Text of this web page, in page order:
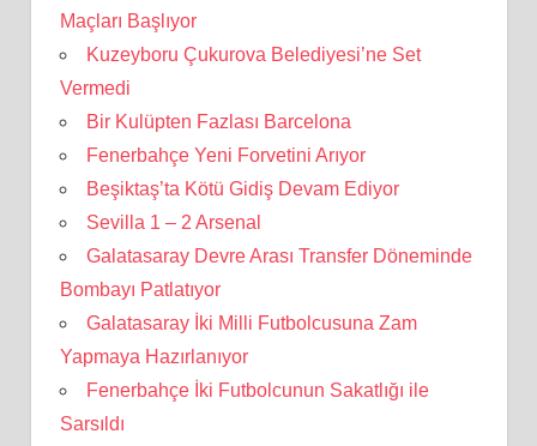
Maçları Başlıyor
Kuzeyboru Çukurova Belediyesi’ne Set
Vermedi
Bir Kulüpten Fazlası Barcelona
Fenerbahçe Yeni Forvetini Arıyor
Beşiktaş’ta Kötü Gidiş Devam Ediyor
Sevilla 1 – 2 Arsenal
Galatasaray Devre Arası Transfer Döneminde
Bombayı Patlatıyor
Galatasaray İki Milli Futbolcusuna Zam
Yapmaya Hazırlanıyor
Fenerbahçe İki Futbolcunun Sakatlığı ile
Sarsıldı